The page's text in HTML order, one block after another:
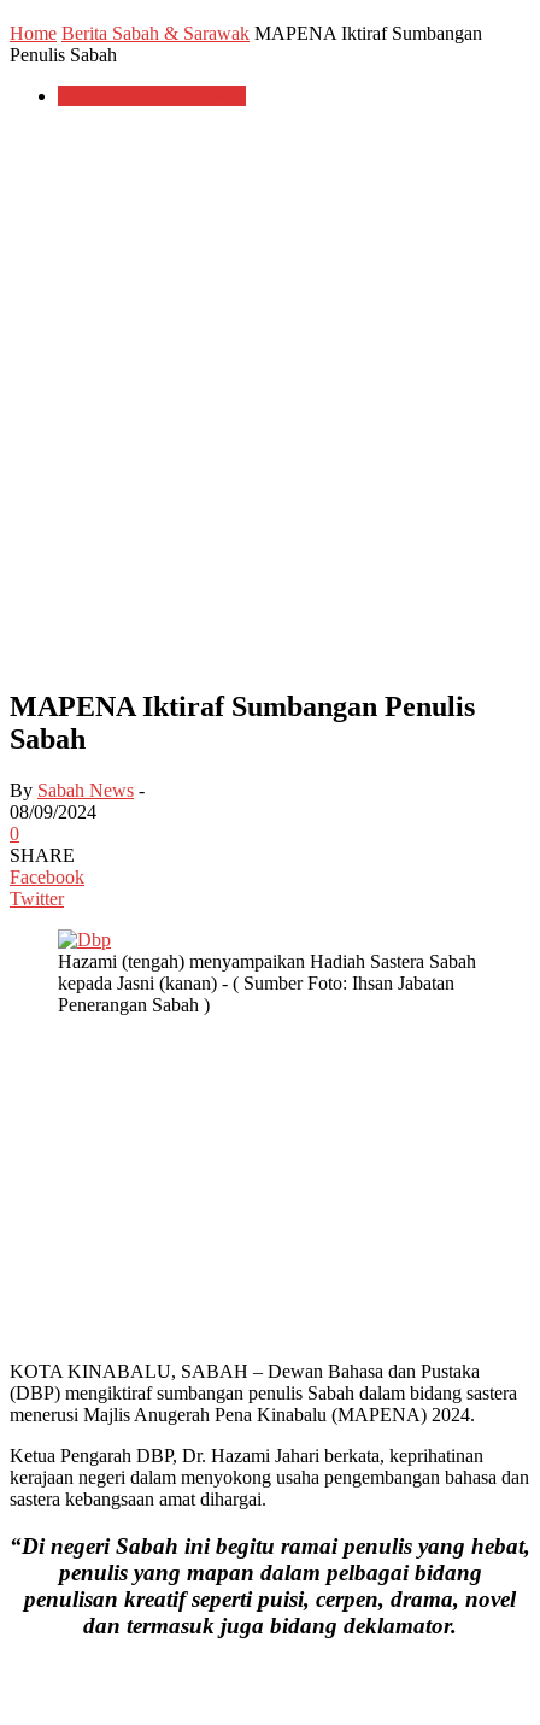
Home Berita Sabah & Sarawak MAPENA Iktiraf Sumbangan
Penulis Sabah
MAPENA Iktiraf Sumbangan Penulis
Sabah
By Sabah News -
08/09/2024
0
SHARE
Facebook
Twitter
Hazami (tengah) menyampaikan Hadiah Sastera Sabah
kepada Jasni (kanan) - ( Sumber Foto: Ihsan Jabatan
Penerangan Sabah )
KOTA KINABALU, SABAH – Dewan Bahasa dan Pustaka
(DBP) mengiktiraf sumbangan penulis Sabah dalam bidang sastera
menerusi Majlis Anugerah Pena Kinabalu (MAPENA) 2024.
Ketua Pengarah DBP, Dr. Hazami Jahari berkata, keprihatinan
kerajaan negeri dalam menyokong usaha pengembangan bahasa dan
sastera kebangsaan amat dihargai.
“Di negeri Sabah ini begitu ramai penulis yang hebat,
penulis yang mapan dalam pelbagai bidang
penulisan kreatif seperti puisi, cerpen, drama, novel
dan termasuk juga bidang deklamator.